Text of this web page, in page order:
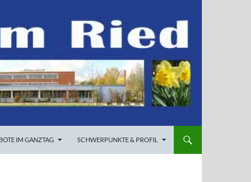
IM GANZTAG SCHWERPUNKTE & PROFIL